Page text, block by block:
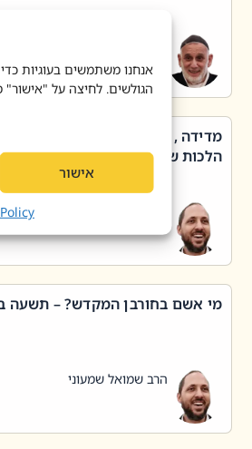
אנחנו משתמשים בעוגיות
הגולשים. לחיצה על "אישור"
אישור
מדידה , קניה , שטיפת כלים בשבת –
הלכות שבת – סימן שכג
מי אשם בחורבן המקדש? – תשעה
הרב שמואל שמעוני